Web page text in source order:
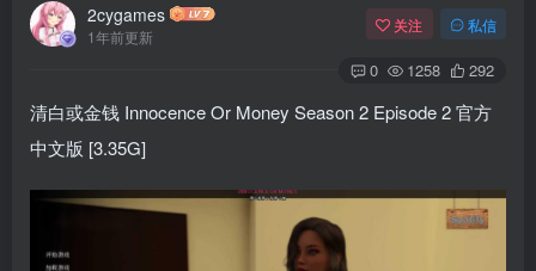
2cygames
1年前更新
关注 私信
0 1258 292
清白或金钱 Innocence Or Money Season 2 Episode 2 官方
中文版 [3.35G]